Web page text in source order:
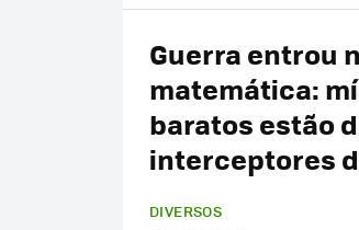
Guerra entrou
matemática:
baratos estão
interceptores
DIVERSOS